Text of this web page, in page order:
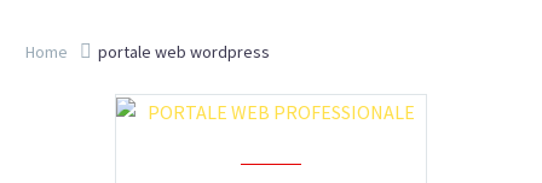
Home portale web wordpress